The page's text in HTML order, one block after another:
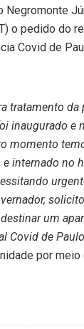
Negromonte
o pedido do
Covid de
tratamento da
inaugurado e
momento
internado no
um
Covid de
por meio